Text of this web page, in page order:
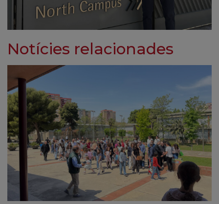
Notícies relacionades